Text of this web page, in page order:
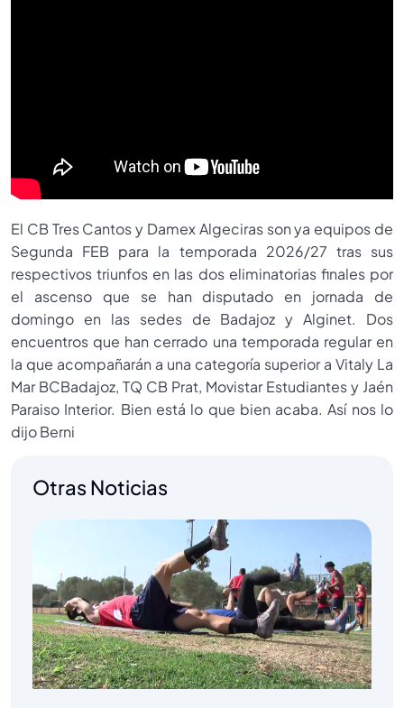
El CB Tres Cantos y Damex Algeciras son ya equipos de
Segunda FEB para la temporada 2026/27 tras sus
respectivos triunfos en las dos eliminatorias finales por
el ascenso que se han disputado en jornada de
domingo en las sedes de Badajoz y Alginet. Dos
encuentros que han cerrado una temporada regular en
la que acompañarán a una categoría superior a Vitaly La
Mar BCBadajoz, TQ CB Prat, Movistar Estudiantes y Jaén
Paraiso Interior. Bien está lo que bien acaba. Así nos lo
dijo Berni
Otras Noticias